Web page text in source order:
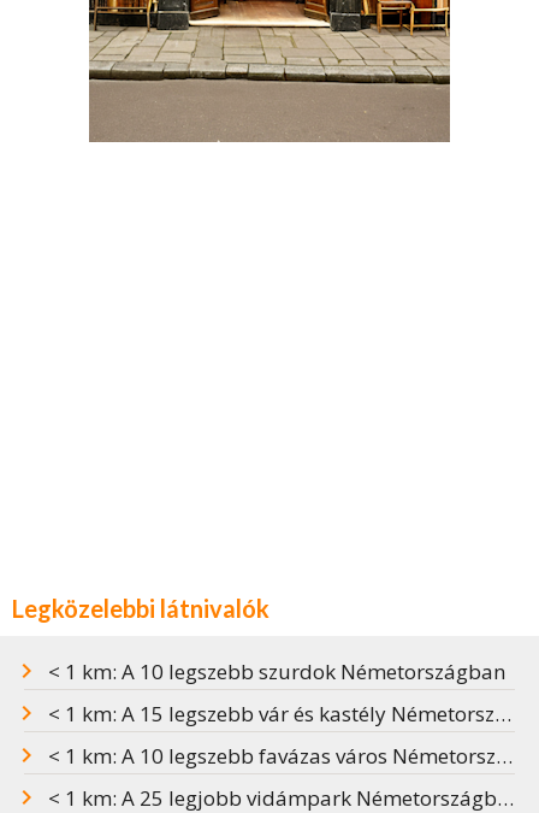
Legközelebbi látnivalók
< 1 km: A 10 legszebb szurdok Németországban
< 1 km: A 15 legszebb vár és kastély Németországban
< 1 km: A 10 legszebb favázas város Németországban
< 1 km: A 25 legjobb vidámpark Németországban